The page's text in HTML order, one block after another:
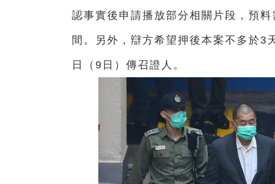
認事實後申請播放部分相關片段，預
間。另外，辯方希望押後本案不多於3
日（9日）傳召證人。